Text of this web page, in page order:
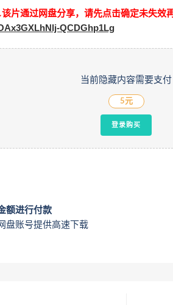
片通过网盘分享，请先点击确定未失效
QCDGhp1Lg
当前隐藏内容需要支付
5元
登录购买
额进行付款
盘账号提供高速下载